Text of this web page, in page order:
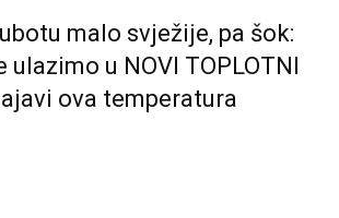
malo svježije, pa šok:
u NOVI TOPLOTNI
ova temperatura